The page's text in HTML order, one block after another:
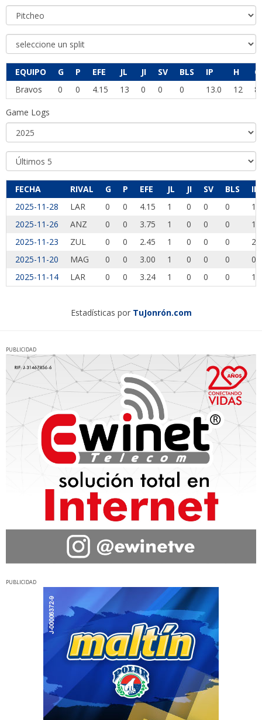
EQUIPO G P EFE JL JI SV BLS IP H
Bravos
0 0 4.15 13 0 0 0 13.0 12 8
Game Logs
FECHA RIVAL G P EFE JL JI SV BLS
IP
2025-11-28
LAR 0 0 4.15 1 0 0 0
1.0
2025-11-26
ANZ 0 0 3.75 1 0 0 0
1.0
2025-11-23
ZUL 0 0 2.45 1 0 0 0
2.0
2025-11-20
MAG 0 0 3.00 1 0 0 0
0.2
2025-11-14
LAR 0 0 3.24 1 0 0 0 1.0
Estadísticas por TuJonrón.com
PUBLICIDAD
PUBLICIDAD